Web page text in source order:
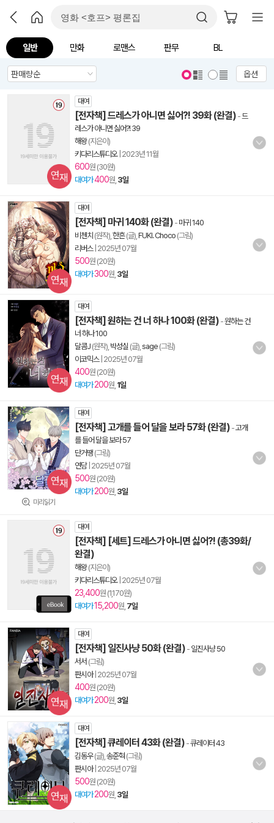
일반 만화 로맨스 판무 BL
옵션
대여
[전자책] 드레스가 아니면 싫어?! 39화 (완결) -드
레스가 아니면 싫어?! 39
해왕(지은이)
키다리스튜디오| 2023년 11월
600원 (30원)
대여가400원, 3일
대여
[전자책] 마귀 140화 (완결) - 마귀 140
비첸치 (원작), 한흔(글), FUKI. Choco (그림)
리버스| 2025년 07월
500원 (20원)
대여가300원, 3일
대여
[전자책] 원하는 건 너 하나 100화 (완결) -원하는 건
너 하나 100
달콤J (원작), 박성실 (글), sage (그림)
이코믹스| 2025년 07월
400원 (20원)
대여가 200원, 1일
미리읽기
대여
[전자책] 고개를 들어 달을 보라 57화 (완결) -고개
를 들어 달을 보라 57
단거땡 (그림)
연담| 2025년 07월
500원 (20원)
대여가 200원, 3일
대여
[전자책] [세트] 드레스가 아니면 싫어?! (총39화/
완결)
해왕(지은이)
키다리스튜디오| 2025년 07월
23,400원 (1,170원)
대여가15,200원, 7일
대여
[전자책] 일진사냥 50화 (완결) - 일진사냥 50
서서 (그림)
판시아| 2025년 07월
400원 (20원)
대여가 200원, 3일
대여
[전자책] 큐레이터 43화 (완결) -큐레이터 43
김동우(글), 송준혁 (그림)
판시아| 2025년 07월
500원 (20원)
대여가 200원, 3일